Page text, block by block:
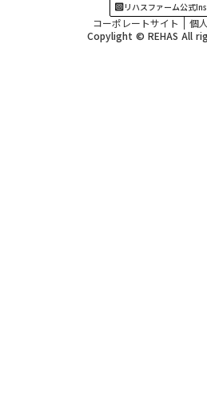
リハスファーム公式
コーポレートサイト
個
Copylight © REHAS All